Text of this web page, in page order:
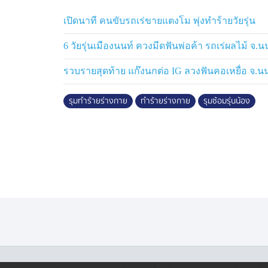
จะมีการแจ้งเพิ่มเติมต่อไป ส่วนแม่ลูกที่ได้รับ
อำเภอหาดใหญ่ จังหวัดสงขลาไปแล้ว
เปิดนาที คนขับรถเร่ขายแตงโม พุ่งทำร้ายวัยรุ่น
6 วัยรุ่นเมืองนนท์ ควงมีดฟันพ่อค้า รถเร่ผลไม้ จ.น
รวบรายสุดท้าย แก๊งนกต่อ IG ลวงฟันคอเหยื่อ จ.น
รุมทำร้ายร่างกาย ทำร้ายร่างกาย รุมซ้อมรุ่นน้อง